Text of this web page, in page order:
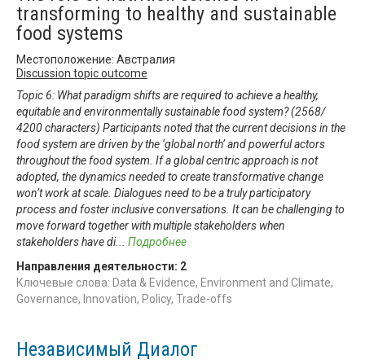
transforming to healthy and sustainable
food systems
Местоположение: Австралия
Discussion topic outcome
Topic 6: What paradigm shifts are required to achieve a healthy,
equitable and environmentally sustainable food system? (2568/
4200 characters) Participants noted that the current decisions in the
food system are driven by the ‘global north’ and powerful actors
throughout the food system. If a global centric approach is not
adopted, the dynamics needed to create transformative change
won’t work at scale. Dialogues need to be a truly participatory
process and foster inclusive conversations. It can be challenging to
move forward together with multiple stakeholders when
stakeholders have di... Подробнее
Направления деятельности: 2
Ключевые слова: Data & Evidence, Environment and Climate,
Governance, Innovation, Policy, Trade-offs
Независимый Диалог